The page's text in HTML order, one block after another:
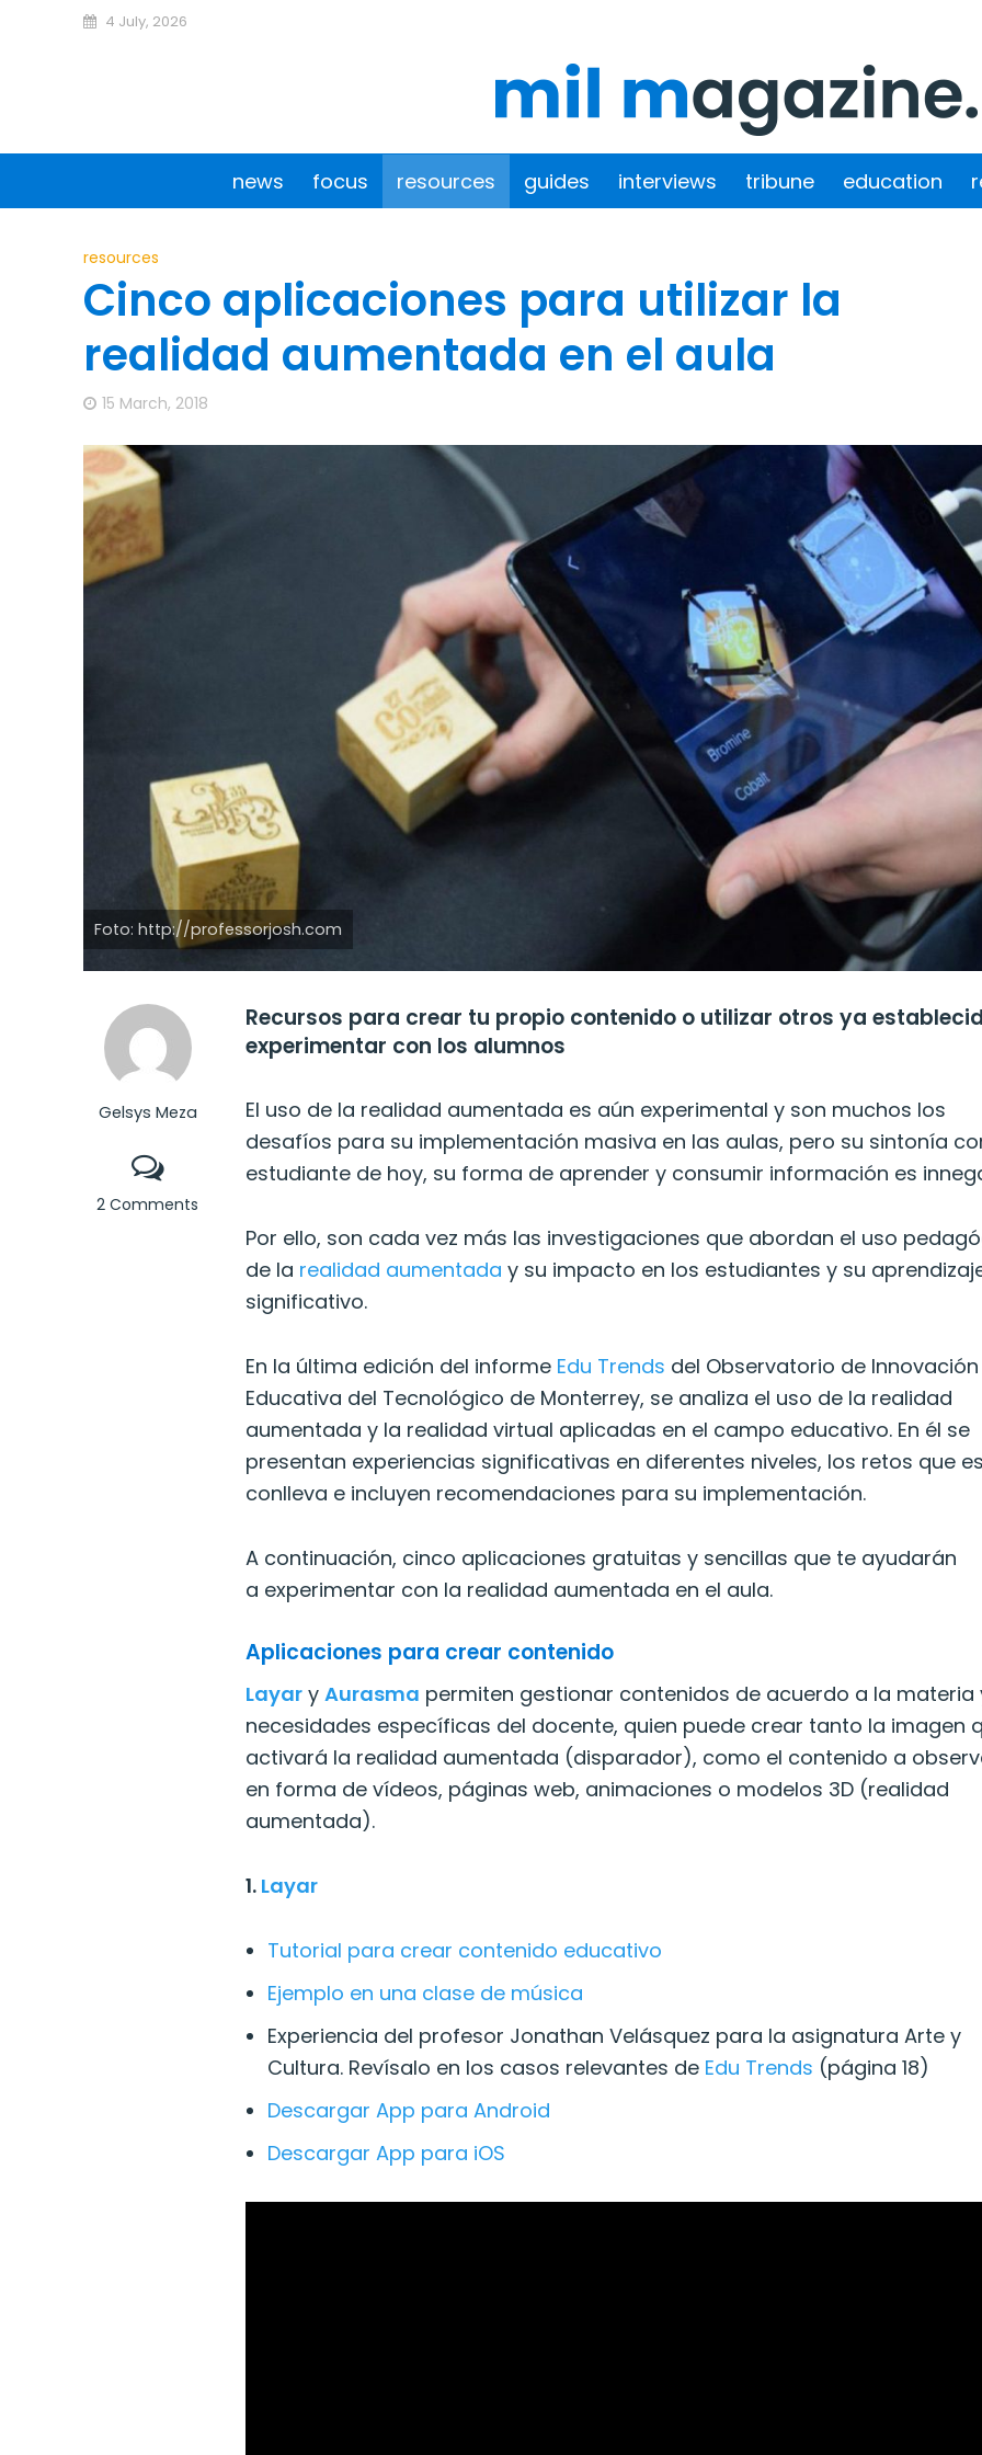
4 July, 2026
news focus resources guides interviews tribune education
resources
Cinco aplicaciones para utilizar la
realidad aumentada en el aula
15 March, 2018
Foto: http://professorjosh.com
Gelsys Meza
2 Comments
Recursos para crear tu propio contenido o utilizar otros ya
experimentar con los alumnos
El uso de la realidad aumentada es aún experimental y son muchos los
desafíos para su implementación masiva en las aulas, pero su sintonía
estudiante de hoy, su forma de aprender y consumir información es
Por ello, son cada vez más las investigaciones que abordan el uso
de la realidad aumentada y su impacto en los estudiantes y su
significativo.
En la última edición del informe Edu Trends del Observatorio de Innovación
Educativa del Tecnológico de Monterrey, se analiza el uso de la realidad
aumentada y la realidad virtual aplicadas en el campo educativo. En él se
presentan experiencias significativas en diferentes niveles, los retos que
conlleva e incluyen recomendaciones para su implementación.
A continuación, cinco aplicaciones gratuitas y sencillas que te ayudarán
a experimentar con la realidad aumentada en el aula.
Aplicaciones para crear contenido
Layar yAurasma permiten gestionar contenidos de acuerdo a la materia
necesidades específicas del docente, quien puede crear tanto la imagen
activará la realidad aumentada (disparador), como el contenido a
en forma de vídeos, páginas web, animaciones o modelos 3D (realidad
aumentada).
1. Layar
Tutorial para crear contenido educativo
Ejemplo en una clase de música
Experiencia del profesor Jonathan Velásquez para la asignatura Arte y
Cultura. Revísalo en los casos relevantes de Edu Trends (página 18)
Descargar App para Android
Descargar App para iOS